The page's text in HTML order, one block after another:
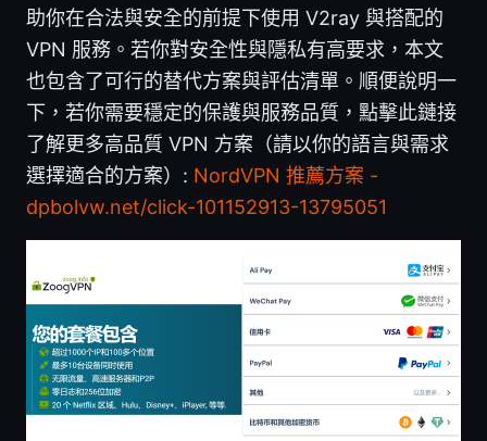
助你在合法與安全的前提下使用 V2ray 與搭配的
VPN 服務。若你對安全性與隱私有高要求，本文
也包含了可行的替代方案與評估清單。順便說明一
下，若你需要穩定的保護與服務品質，點擊此鏈接
了解更多高品質 VPN 方案（請以你的語言與需求
選擇適合的方案）: NordVPN 推薦方案 -
dpbolvw.net/click-101152913-13795051